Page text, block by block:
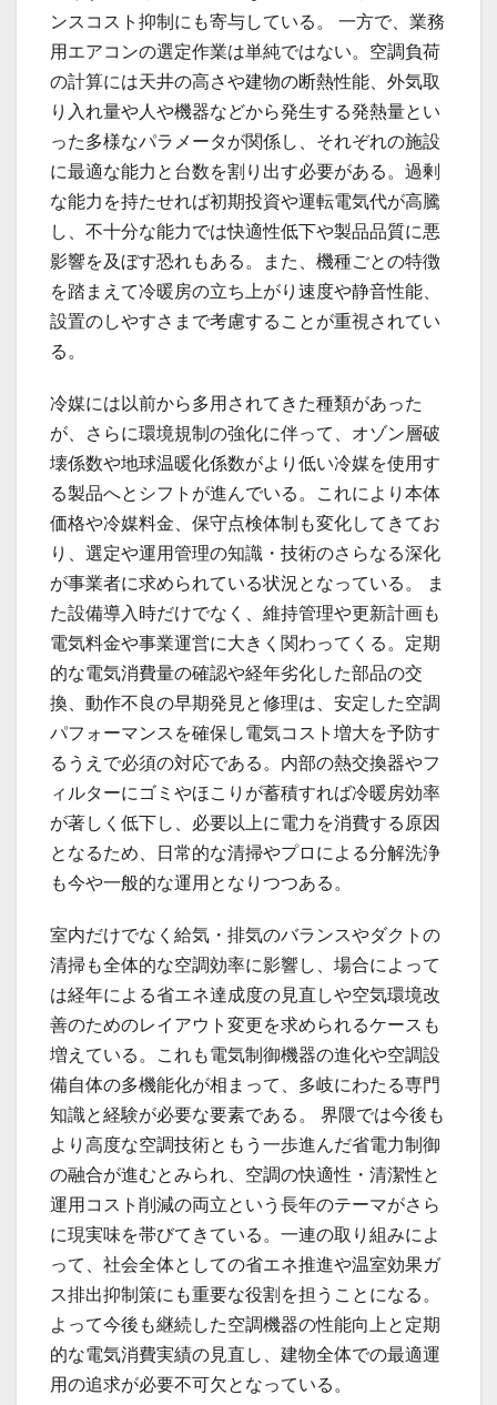
ンスコスト抑制にも寄与している。 一方で、業務
用エアコンの選定作業は単純ではない。空調負荷
の計算には天井の高さや建物の断熱性能、外気取
り入れ量や人や機器などから発生する発熱量とい
った多様なパラメータが関係し、それぞれの施設
に最適な能力と台数を割り出す必要がある。過剰
な能力を持たせれば初期投資や運転電気代が高騰
し、不十分な能力では快適性低下や製品品質に悪
影響を及ぼす恐れもある。また、機種ごとの特徴
を踏まえて冷暖房の立ち上がり速度や静音性能、
設置のしやすさまで考慮することが重視されてい
る。
冷媒には以前から多用されてきた種類があった
が、さらに環境規制の強化に伴って、オゾン層破
壊係数や地球温暖化係数がより低い冷媒を使用す
る製品へとシフトが進んでいる。これにより本体
価格や冷媒料金、保守点検体制も変化してきてお
り、選定や運用管理の知識・技術のさらなる深化
が事業者に求められている状況となっている。 ま
た設備導入時だけでなく、維持管理や更新計画も
電気料金や事業運営に大きく関わってくる。定期
的な電気消費量の確認や経年劣化した部品の交
換、動作不良の早期発見と修理は、安定した空調
パフォーマンスを確保し電気コスト増大を予防す
るうえで必須の対応である。内部の熱交換器やフ
ィルターにゴミやほこりが蓄積すれば冷暖房効率
が著しく低下し、必要以上に電力を消費する原因
となるため、日常的な清掃やプロによる分解洗浄
も今や一般的な運用となりつつある。
室内だけでなく給気・排気のバランスやダクトの
清掃も全体的な空調効率に影響し、場合によって
は経年による省エネ達成度の見直しや空気環境改
善のためのレイアウト変更を求められるケースも
増えている。これも電気制御機器の進化や空調設
備自体の多機能化が相まって、多岐にわたる専門
知識と経験が必要な要素である。 界隈では今後も
より高度な空調技術ともう一歩進んだ省電力制御
の融合が進むとみられ、空調の快適性・清潔性と
運用コスト削減の両立という長年のテーマがさら
に現実味を帯びてきている。一連の取り組みによ
って、社会全体としての省エネ推進や温室効果ガ
ス排出抑制策にも重要な役割を担うことになる。
よって今後も継続した空調機器の性能向上と定期
的な電気消費実績の見直し、建物全体での最適運
用の追求が必要不可欠となっている。